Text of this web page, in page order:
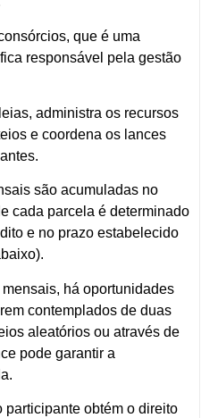
que é uma
responsável pela gestão
administra os recursos
e coordena os lances
são acumuladas no
cada parcela é determinado
e no prazo estabelecido
há oportunidades
contemplados de duas
aleatórios ou através de
pode garantir a
participante obtém o direito